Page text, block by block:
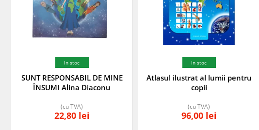
In stoc
SUNT RESPONSABIL DE MINE
ÎNSUMI Alina Diaconu
22,80 lei
(cu TVA)
In stoc
Atlasul ilustrat al lumii pentru
copii
96,00 lei
(cu TVA)